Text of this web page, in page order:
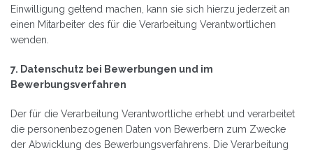
Einwilligung geltend machen, kann sie sich hierzu jederzeit an
einen Mitarbeiter des für die Verarbeitung Verantwortlichen
wenden.
7. Datenschutz bei Bewerbungen und im
Bewerbungsverfahren
Der für die Verarbeitung Verantwortliche erhebt und verarbeitet
die personenbezogenen Daten von Bewerbern zum Zwecke
der Abwicklung des Bewerbungsverfahrens. Die Verarbeitung